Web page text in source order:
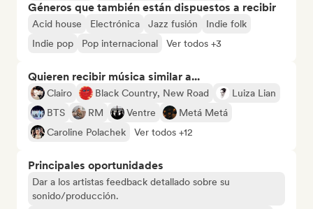
Géneros que también están dispuestos a recibir
Acid house Electrónica Jazz fusión
Indie folk
Indie pop
Pop internacional Ver todos +3
Quieren recibir música similar a...
Clairo Black Country, New Road
Luiza Lian
BTS
RM Ventre
Metá Metá
Caroline Polachek
Ver todos +12
Principales oportunidades
Dar a los artistas feedback detallado sobre su
sonido/producción.